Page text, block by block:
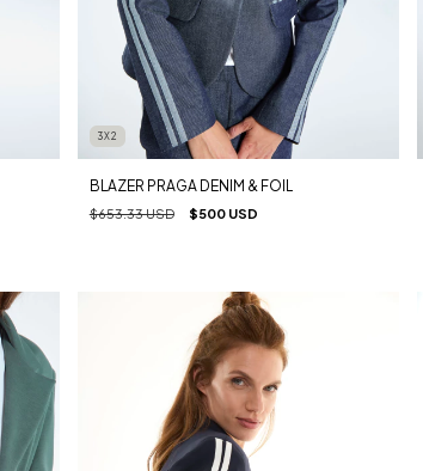
3X2
BLAZER PRAGA DENIM & FOIL
$653.33 USD $500 USD